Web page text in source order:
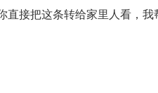
直接把这条转给家里人看，我